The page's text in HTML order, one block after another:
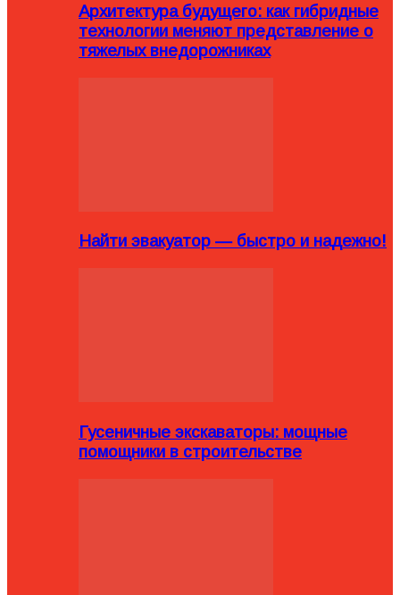
Архитектура будущего: как гибридные
технологии меняют представление о
тяжелых внедорожниках
Найти эвакуатор — быстро и надежно!
Гусеничные экскаваторы: мощные
помощники в строительстве